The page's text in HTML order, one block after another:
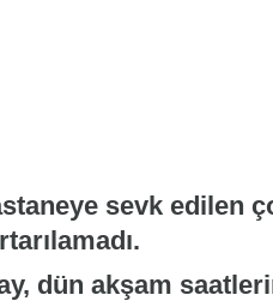
sevk edilen
dün akşam